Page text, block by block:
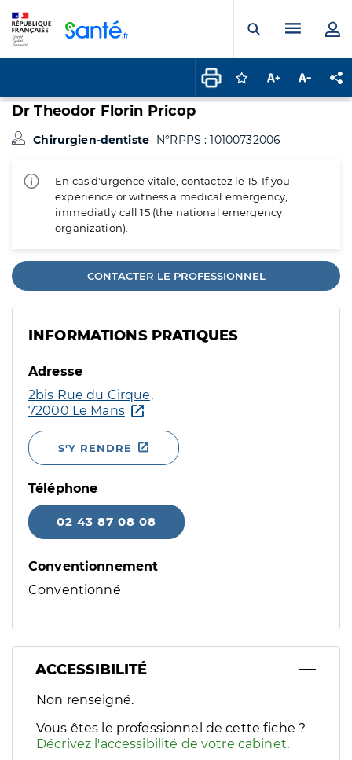
Ouvrir laMenu
Connectez-vous
Augmenter la
Dr Theodor Florin Pricop
Chirurgien-dentiste N°RPPS : 10100732006
En cas d'urgence vitale, contactez le 15. If you
experience or witness a medical emergency,
immediatly call 15 (the national emergency
organization).
CONTACTER LE PROFESSIONNEL
INFORMATIONS PRATIQUES
Adresse
2bis Rue du Cirque,
72000 Le Mans
S'Y RENDRE
Téléphone
02 43 87 08 08
Conventionnement
Conventionné
ACCESSIBILITÉ
Filtres
Sélectionnez un ou plusieurs handicaps/besoins
Non renseigné.
Vous êtes le professionnel de cette fiche ?
Décrivez l'accessibilité de votre cabinet.